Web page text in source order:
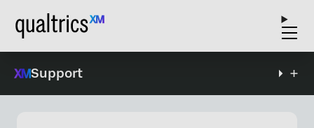
Support